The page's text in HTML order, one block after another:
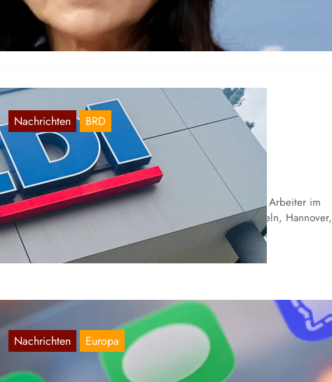
Wer zur Regierung des Betrügers Merz gehört, an den sollte man keine
allzu hohen moralischen Maßstäbe anlegen. Allgemein ist das…
Nachrichten BRD
Aldi kündigt Gewerkschafter
Juli 25, 2026
Die Aldi-Regionalgesellschaft Lehrte, für die rund 2.500 Arbeiter im
Logistikzentrum in Lehrte sowie in Filialen zwischen Rinteln, Hannover,
Braunschweig und…
Nachrichten Europa
EU gibt grünes Licht für „Chatkontrolle“